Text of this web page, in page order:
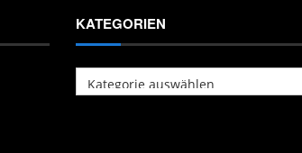
KATEGORIEN
Kategorien